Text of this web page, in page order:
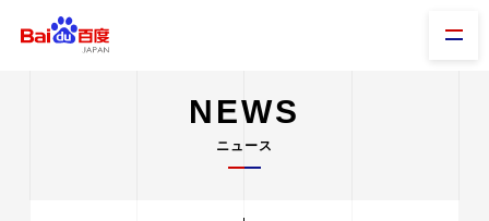
NEWS
ニュース